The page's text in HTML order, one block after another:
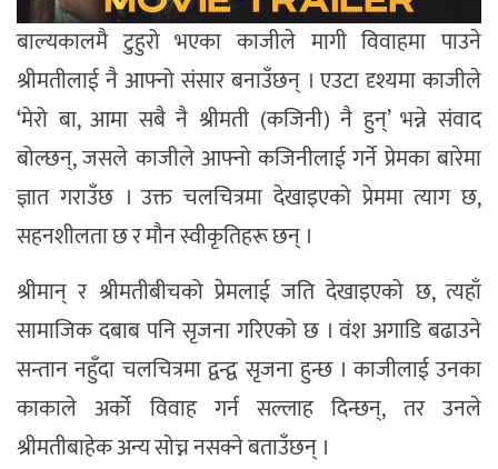
बाल्यकालमै टुहुरो भएका काजीले मागी विवाहमा पाउने
श्रीमतीलाई नै आफ्नो संसार बनाउँछन् । एउटा दृश्यमा काजीले
‘मेरो बा, आमा सबै नै श्रीमती (कजिनी) नै हुन्’ भन्ने संवाद
बोल्छन्, जसले काजीले आफ्नो कजिनीलाई गर्ने प्रेमका बारेमा
ज्ञात गराउँछ । उक्त चलचित्रमा देखाइएको प्रेममा त्याग छ,
सहनशीलता छ र मौन स्वीकृतिहरू छन् ।
श्रीमान् र श्रीमतीबीचको प्रेमलाई जति देखाइएको छ, त्यहाँ
सामाजिक दबाब पनि सृजना गरिएको छ । वंश अगाडि बढाउने
सन्तान नहुँदा चलचित्रमा द्वन्द्व सृजना हुन्छ । काजीलाई उनका
काकाले अर्को विवाह गर्न सल्लाह दिन्छन्, तर उनले
श्रीमतीबाहेक अन्य सोच्न नसक्ने बताउँछन् ।